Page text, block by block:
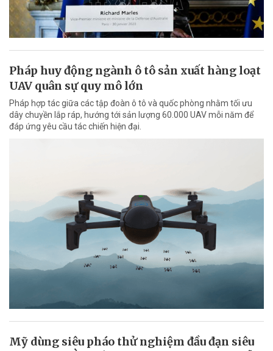
Pháp huy động ngành ô tô sản xuất hàng loạt
UAV quân sự quy mô lớn
Pháp hợp tác giữa các tập đoàn ô tô và quốc phòng nhằm tối ưu
dây chuyền lắp ráp, hướng tới sản lượng 60.000 UAV mỗi năm để
đáp ứng yêu cầu tác chiến hiện đại.
Mỹ dùng siêu pháo thử nghiệm đầu đạn siêu